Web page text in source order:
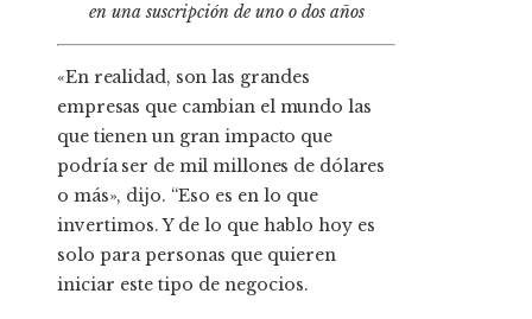
en una suscripción de uno o dos años
«En realidad, son las grandes
empresas que cambian el mundo las
que tienen un gran impacto que
podría ser de mil millones de dólares
o más», dijo. “Eso es en lo que
invertimos. Y de lo que hablo hoy es
solo para personas que quieren
iniciar este tipo de negocios.